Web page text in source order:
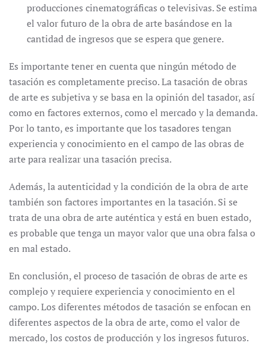
producciones cinematográficas o televisivas. Se estima
el valor futuro de la obra de arte basándose en la
cantidad de ingresos que se espera que genere.
Es importante tener en cuenta que ningún método de
tasación es completamente preciso. La tasación de obras
de arte es subjetiva y se basa en la opinión del tasador, así
como en factores externos, como el mercado y la demanda.
Por lo tanto, es importante que los tasadores tengan
experiencia y conocimiento en el campo de las obras de
arte para realizar una tasación precisa.
Además, la autenticidad y la condición de la obra de arte
también son factores importantes en la tasación. Si se
trata de una obra de arte auténtica y está en buen estado,
es probable que tenga un mayor valor que una obra falsa o
en mal estado.
En conclusión, el proceso de tasación de obras de arte es
complejo y requiere experiencia y conocimiento en el
campo. Los diferentes métodos de tasación se enfocan en
diferentes aspectos de la obra de arte, como el valor de
mercado, los costos de producción y los ingresos futuros.